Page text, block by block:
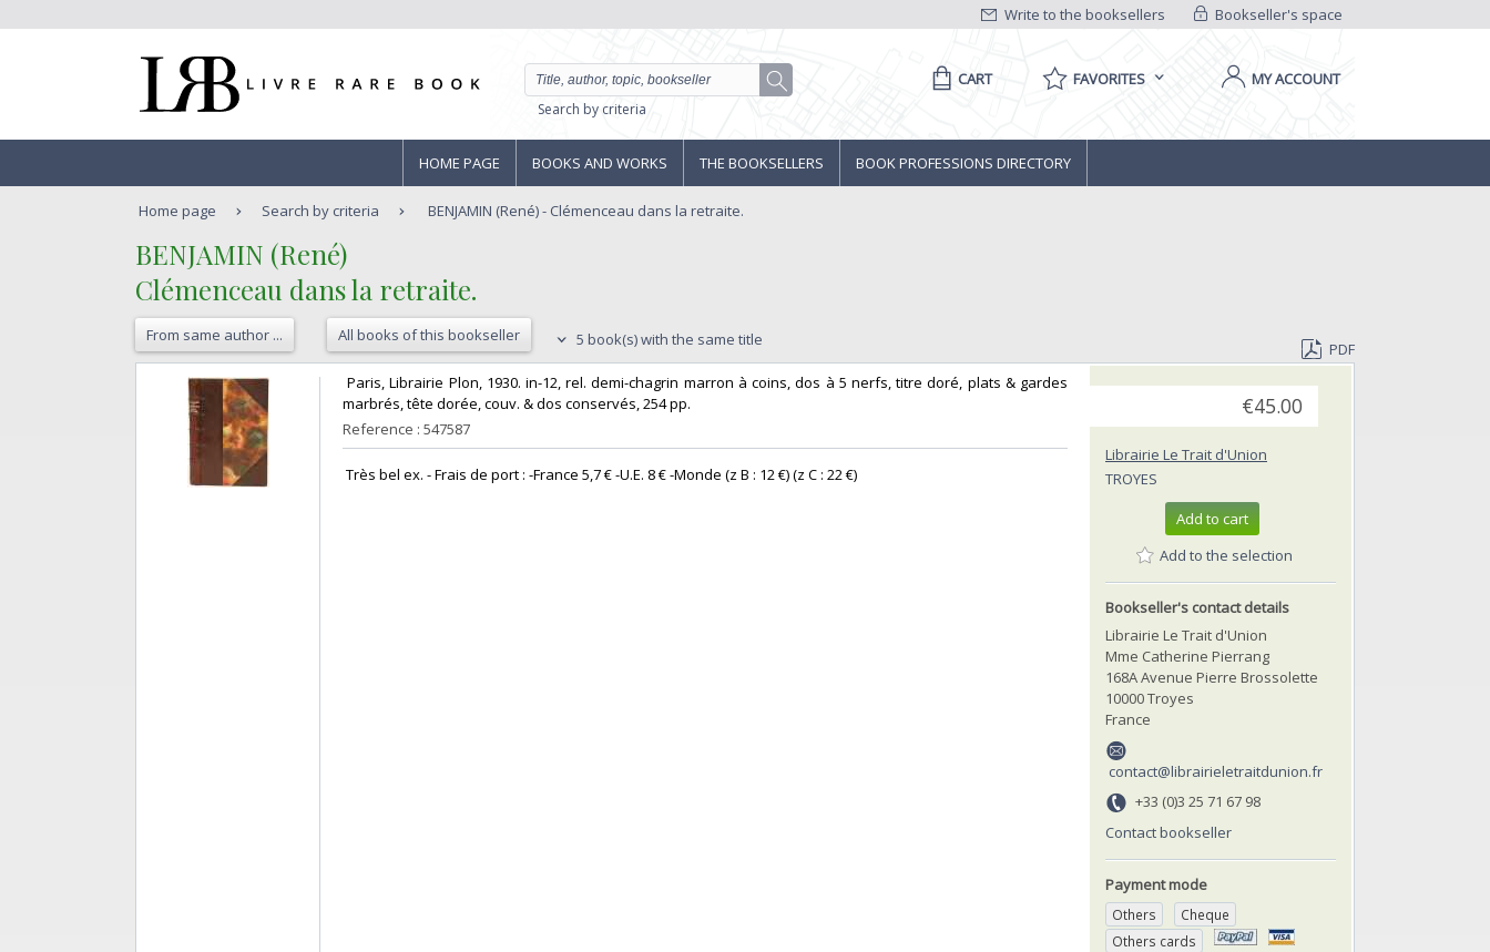
Bookseller's space
Write to the booksellers
Search by criteria
CART FAVORITES MY ACCOUNT
HOME PAGE BOOKS AND WORKS THE BOOKSELLERS BOOK PROFESSIONS DIRECTORY
Home page Search by criteria BENJAMIN (René) - Clémenceau dans la retraite.
‎BENJAMIN (René)‎
‎Clémenceau dans la retraite.‎
From same author ... All books of this bookseller 5 book(s) with the same title
PDF
‎ Paris, Librairie Plon, 1930. in-12, rel. demi-chagrin marron à coins, dos à 5 nerfs, titre doré, plats & gardes
marbrés, tête dorée, couv. & dos conservés, 254 pp. ‎
Reference : 547587
‎ Très bel ex. - Frais de port : -France 5,7 € -U.E. 8 € -Monde (z B : 12 €) (z C : 22 €) ‎
€45.00
Librairie Le Trait d'Union
TROYES
Add to cart
Add to the selection
Bookseller's contact details
Librairie Le Trait d'Union
Mme Catherine Pierrang
168A Avenue Pierre Brossolette
10000 Troyes
France
contact@librairieletraitdunion.fr
+33 (0)3 25 71 67 98
Contact bookseller
Payment mode
Others
Cheque
Others cards